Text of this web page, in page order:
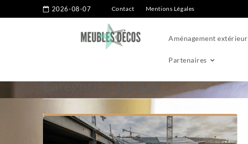
2026-08-07 Contact Mentions Légales
Aménagement extérieur
Partenaires
Catégorie :Design